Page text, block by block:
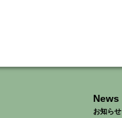
News
お知らせ